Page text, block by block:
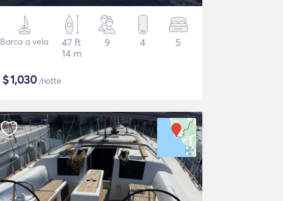
Barca a vela
47 ft
14 m
9 4 5
$1,030 /notte